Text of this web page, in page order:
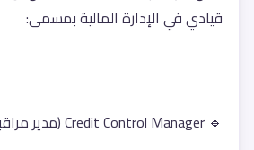
قيادي في الإدارة المالية بمسمى:
🔹 Credit Control Manager (مدير مراقبة الائتمان)